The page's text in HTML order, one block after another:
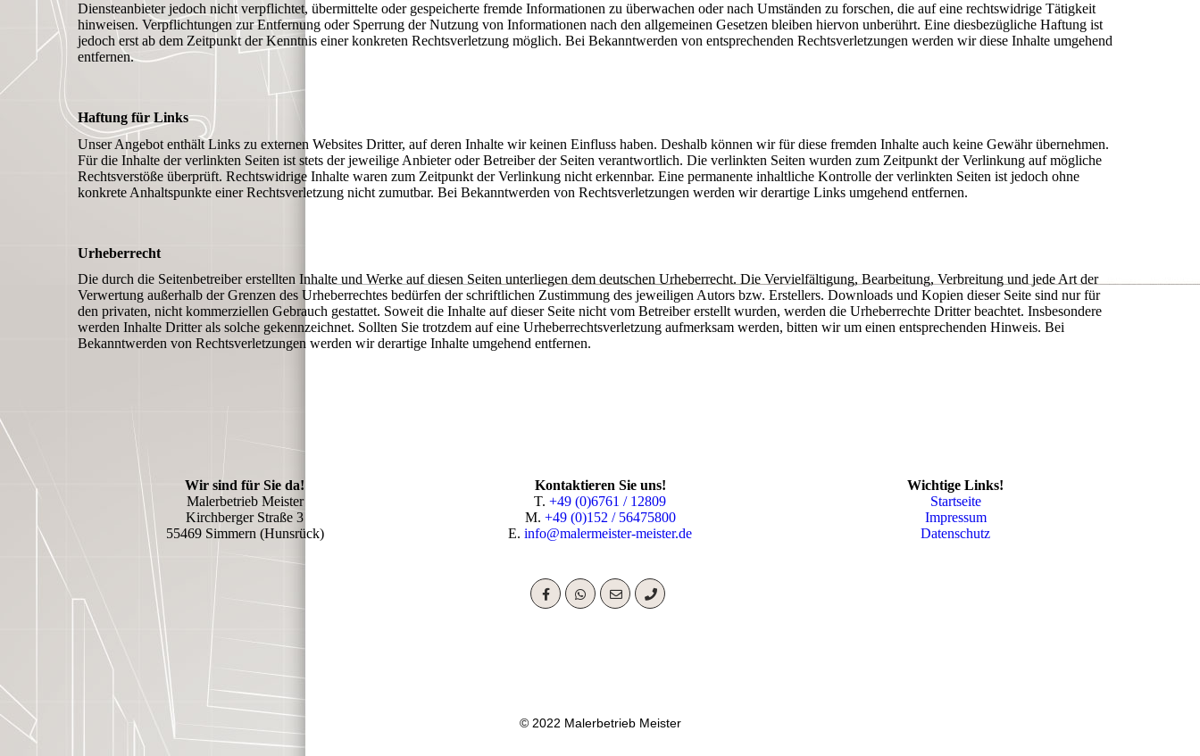
Diensteanbieter jedoch nicht verpflichtet, übermittelte oder gespeicherte fremde Informationen zu überwachen oder nach Umständen zu forschen, die auf eine rechtswidrige Tätigkeit
hinweisen. Verpflichtungen zur Entfernung oder Sperrung der Nutzung von Informationen nach den allgemeinen Gesetzen bleiben hiervon unberührt. Eine diesbezügliche Haftung ist
jedoch erst ab dem Zeitpunkt der Kenntnis einer konkreten Rechtsverletzung möglich. Bei Bekanntwerden von entsprechenden Rechtsverletzungen werden wir diese Inhalte umgehend
entfernen.
Haftung für Links
Unser Angebot enthält Links zu externen Websites Dritter, auf deren Inhalte wir keinen Einfluss haben. Deshalb können wir für diese fremden Inhalte auch keine Gewähr übernehmen.
Für die Inhalte der verlinkten Seiten ist stets der jeweilige Anbieter oder Betreiber der Seiten verantwortlich. Die verlinkten Seiten wurden zum Zeitpunkt der Verlinkung auf mögliche
Rechtsverstöße überprüft. Rechtswidrige Inhalte waren zum Zeitpunkt der Verlinkung nicht erkennbar. Eine permanente inhaltliche Kontrolle der verlinkten Seiten ist jedoch ohne
konkrete Anhaltspunkte einer Rechtsverletzung nicht zumutbar. Bei Bekanntwerden von Rechtsverletzungen werden wir derartige Links umgehend entfernen.
Urheberrecht
Die durch die Seitenbetreiber erstellten Inhalte und Werke auf diesen Seiten unterliegen dem deutschen Urheberrecht. Die Vervielfältigung, Bearbeitung, Verbreitung und jede Art der
Verwertung außerhalb der Grenzen des Urheberrechtes bedürfen der schriftlichen Zustimmung des jeweiligen Autors bzw. Erstellers. Downloads und Kopien dieser Seite sind nur für
den privaten, nicht kommerziellen Gebrauch gestattet. Soweit die Inhalte auf dieser Seite nicht vom Betreiber erstellt wurden, werden die Urheberrechte Dritter beachtet. Insbesondere
werden Inhalte Dritter als solche gekennzeichnet. Sollten Sie trotzdem auf eine Urheberrechtsverletzung aufmerksam werden, bitten wir um einen entsprechenden Hinweis. Bei
Bekanntwerden von Rechtsverletzungen werden wir derartige Inhalte umgehend entfernen.
Wir sind für Sie da!
Malerbetrieb Meister
Kirchberger Straße 3
55469 Simmern (Hunsrück)
Kontaktieren Sie uns!
T. +49 (0)6761 / 12809
M. +49 (0)152 / 56475800
E. info@malermeister-meister.de
Wichtige Links!
Startseite
Impressum
Datenschutz
© 2022 Malerbetrieb Meister